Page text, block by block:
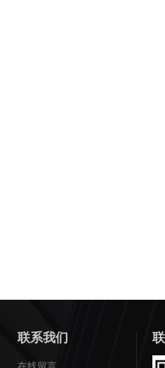
联系我们
在线留言